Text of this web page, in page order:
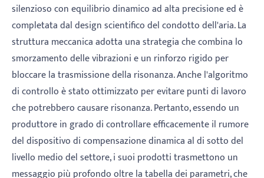
silenzioso con equilibrio dinamico ad alta precisione ed è
completata dal design scientifico del condotto dell'aria. La
struttura meccanica adotta una strategia che combina lo
smorzamento delle vibrazioni e un rinforzo rigido per
bloccare la trasmissione della risonanza. Anche l'algoritmo
di controllo è stato ottimizzato per evitare punti di lavoro
che potrebbero causare risonanza. Pertanto, essendo un
produttore in grado di controllare efficacemente il rumore
del dispositivo di compensazione dinamica al di sotto del
livello medio del settore, i suoi prodotti trasmettono un
messaggio più profondo oltre la tabella dei parametri, che